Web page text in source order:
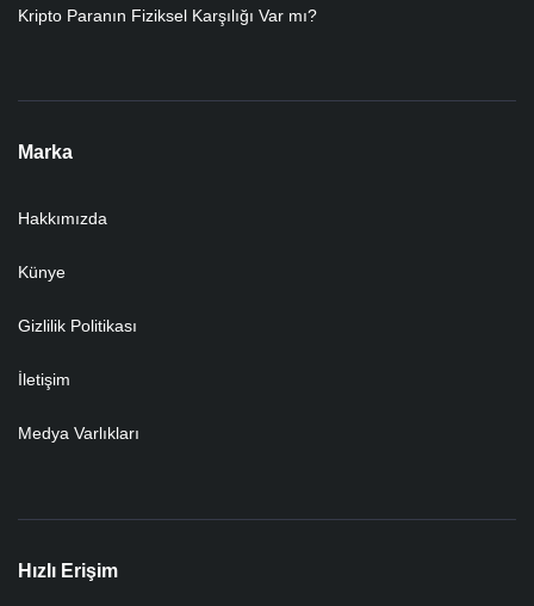
Kripto Paranın Fiziksel Karşılığı Var mı?
Marka
Hakkımızda
Künye
Gizlilik Politikası
İletişim
Medya Varlıkları
Hızlı Erişim